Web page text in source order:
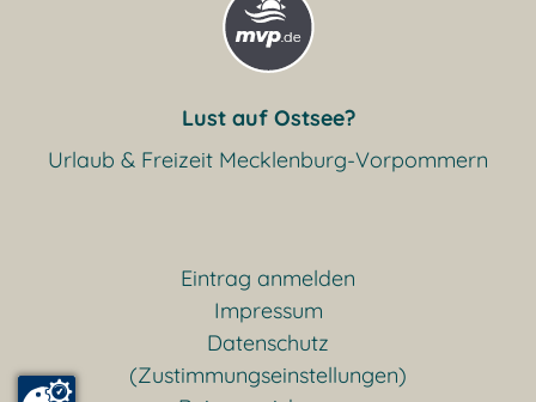
Lust auf Ostsee?
Urlaub & Freizeit Mecklenburg-Vorpommern
Eintrag anmelden
Impressum
Datenschutz
(Zustimmungseinstellungen)